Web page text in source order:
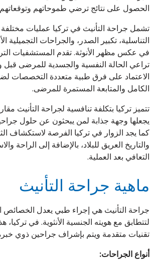
الحصول على نتائج ترضي طموحاتهم
تشمل جراحة التأنيث في تركيا عمليات مختلفة
التناسلية، تكبير الصدر، والجراحات التجميلية
في عكس مظهر الأنوثة. تقدم المستشفيات
تراعي الحالة النفسية والجسدية للمرضى قبل
الاعتماد على فرق طبية متعددة التخصصات
الكامل والمتابعة المستمرة للمرضى.
تتميز تركيا بتكلفة تنافسية لجراحة التأنيث
يجعلها وجهة جذابة لمن يبحثون عن حلول
كما يجد الزوار في تركيا الفرصة لاستكشاف
والتاريخ العريق للبلاد، بالإضافة إلى الراحة
التعافي بعد العملية.
ماهية جراحة التأنيث
جراحة التأنيث هي إجراء طبي يعدل
لتتطابق مع هويته الجنسية الأنثوية. في
تقنيات متقدمة ويتم بإشراف جراحين ذوي
أنواع الجراحات: